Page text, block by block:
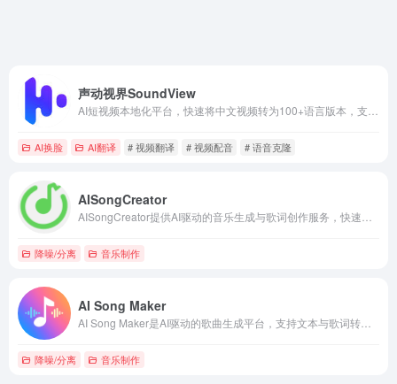
声动视界SoundView
AI换脸 AI翻译 # 视频翻译 # 视频配音 # 语音克隆
AISongCreator
降噪/分离 音乐制作
AI Song Maker
降噪/分离 音乐制作